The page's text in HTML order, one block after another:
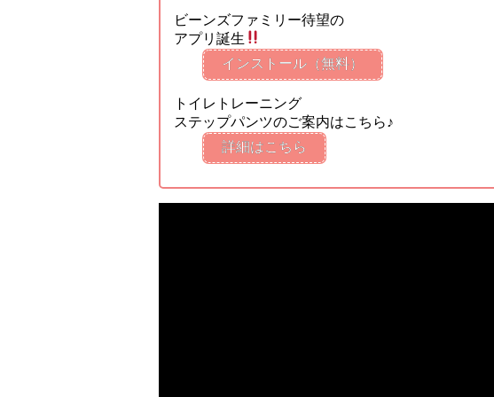
ビーンズファミリー待望の
アプリ誕生
インストール（無料）
トイレトレーニング
ステップパンツのご案内はこちら♪
詳細はこちら